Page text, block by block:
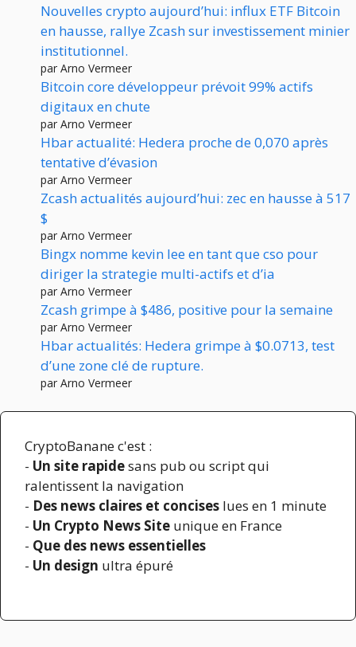
Nouvelles crypto aujourd’hui: influx ETF Bitcoin
en hausse, rallye Zcash sur investissement minier
institutionnel.
par Arno Vermeer
Bitcoin core développeur prévoit 99% actifs
digitaux en chute
par Arno Vermeer
Hbar actualité: Hedera proche de 0,070 après
tentative d’évasion
par Arno Vermeer
Zcash actualités aujourd’hui: zec en hausse à 517
$
par Arno Vermeer
Bingx nomme kevin lee en tant que cso pour
diriger la strategie multi-actifs et d’ia
par Arno Vermeer
Zcash grimpe à $486, positive pour la semaine
par Arno Vermeer
Hbar actualités: Hedera grimpe à $0.0713, test
d’une zone clé de rupture.
par Arno Vermeer
CryptoBanane c'est :
- Un site rapidesans pub ou script qui
ralentissent la navigation
- Des news claires et concises lues en 1 minute
- Un Crypto News Site unique en France
- Que des news essentielles
- Un design ultra épuré